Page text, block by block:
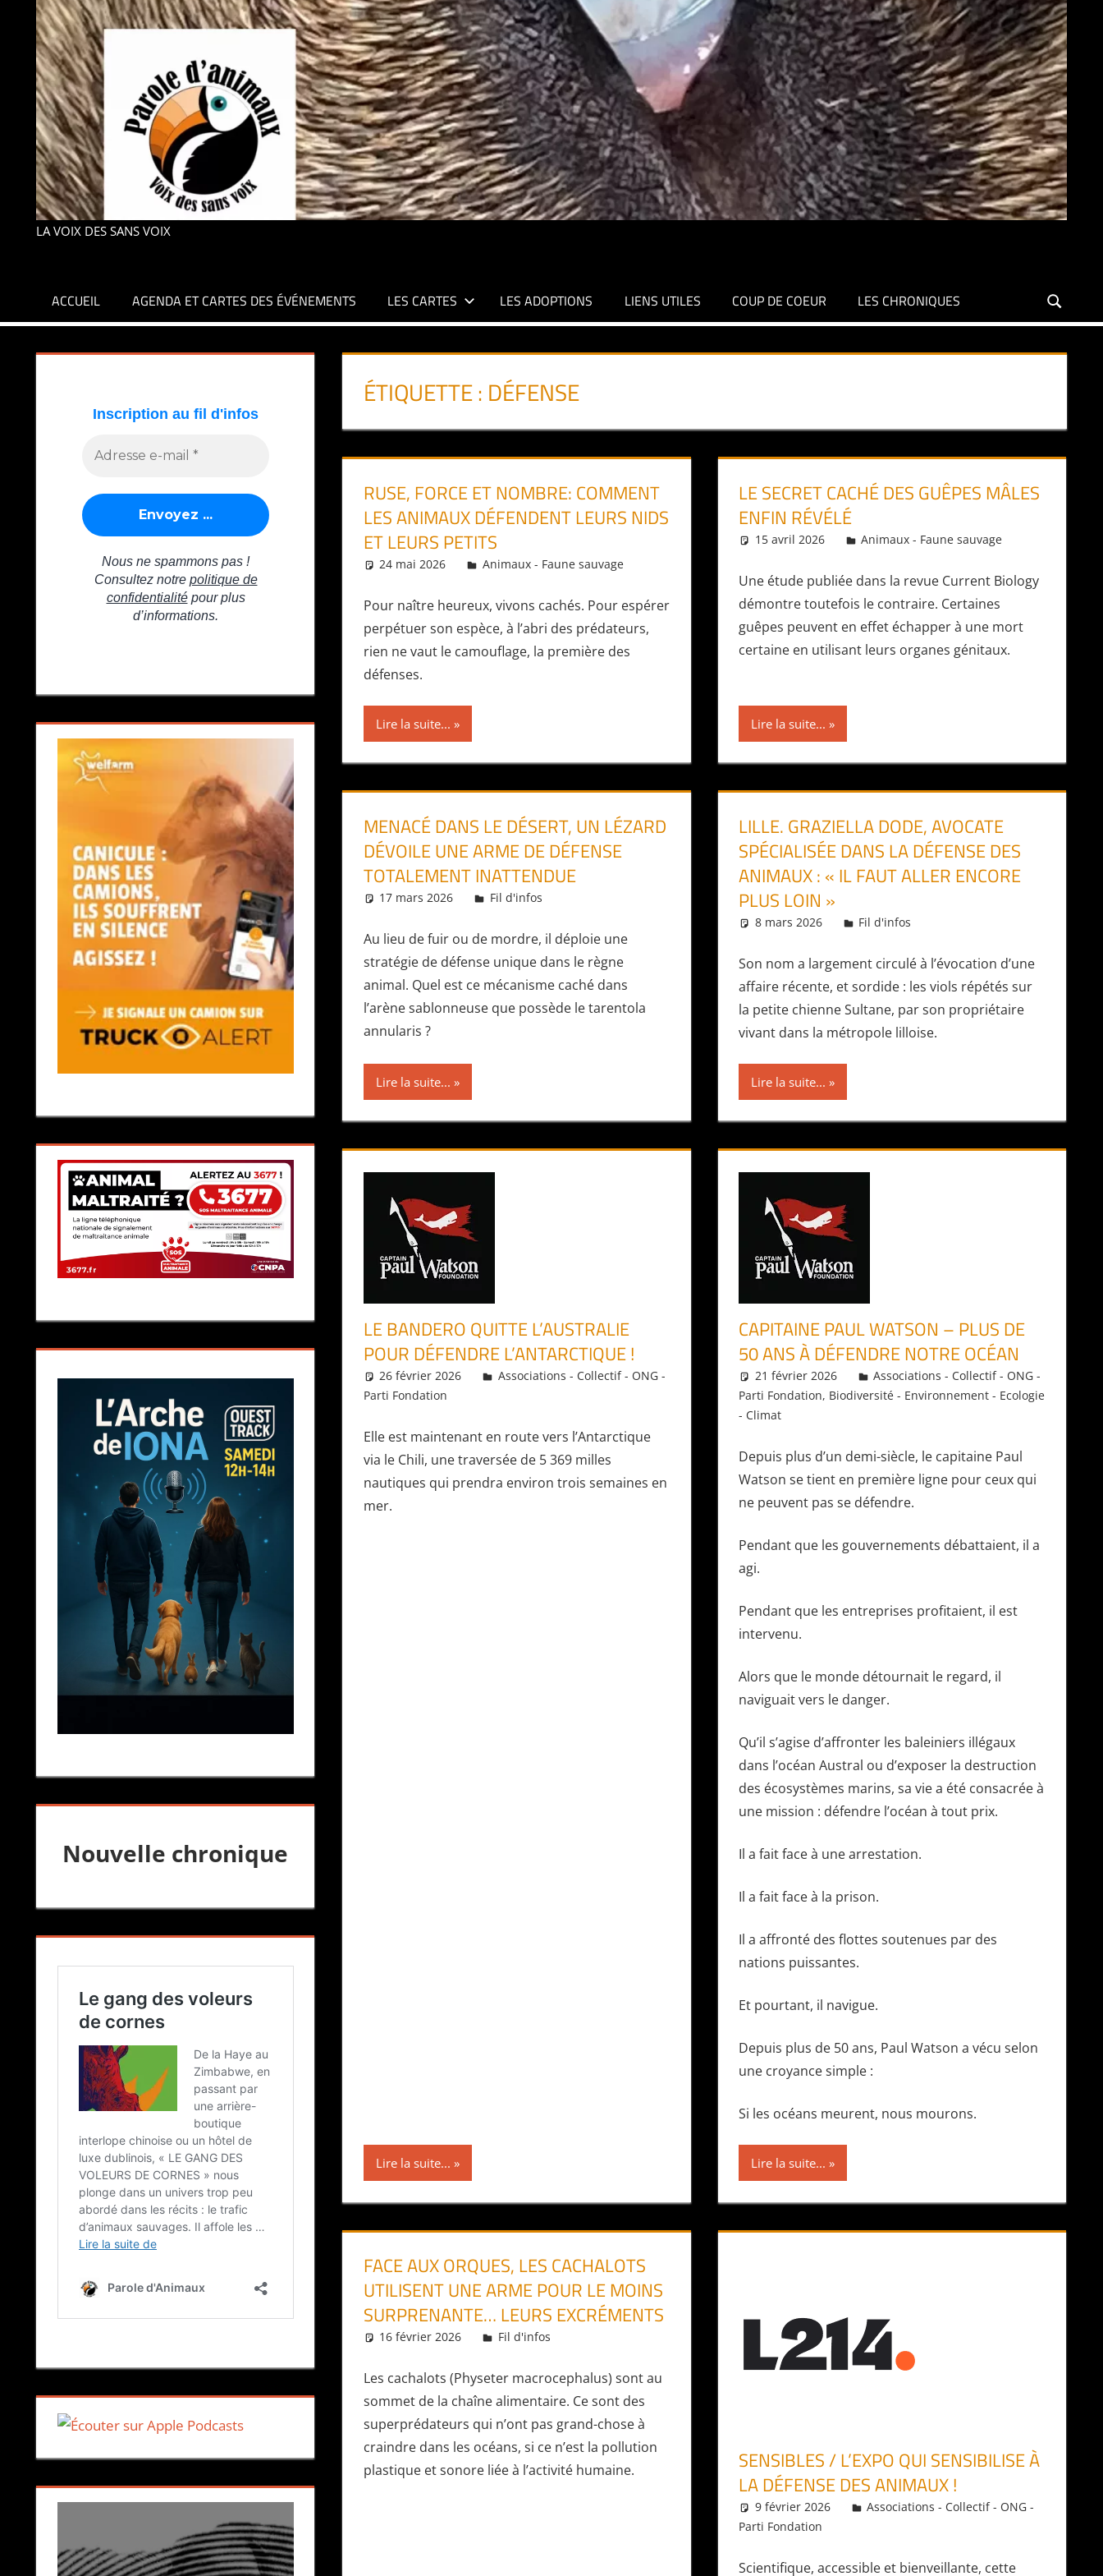
LA VOIX DES SANS VOIX
ACCUEIL AGENDA ET CARTES DES ÉVÉNEMENTS LES CARTES LES ADOPTIONS LIENS UTILES COUP DE COEUR LES CHRONIQUES
ÉTIQUETTE : DÉFENSE
RUSE, FORCE ET NOMBRE: COMMENT
LES ANIMAUX DÉFENDENT LEURS NIDS
ET LEURS PETITS
24 mai 2026 Daniel
Animaux - Faune sauvage
Pour naître heureux, vivons cachés. Pour espérer
perpétuer son espèce, à l’abri des prédateurs,
rien ne vaut le camouflage, la première des
défenses.
Lire la suite...
LE SECRET CACHÉ DES GUÊPES MÂLES
ENFIN RÉVÉLÉ
15 avril 2026 Daniel
Animaux - Faune sauvage
Une étude publiée dans la revue Current Biology
démontre toutefois le contraire. Certaines
guêpes peuvent en effet échapper à une mort
certaine en utilisant leurs organes génitaux.
Lire la suite...
MENACÉ DANS LE DÉSERT, UN LÉZARD
DÉVOILE UNE ARME DE DÉFENSE
TOTALEMENT INATTENDUE
17 mars 2026 Daniel
Fil d'infos
Au lieu de fuir ou de mordre, il déploie une
stratégie de défense unique dans le règne
animal. Quel est ce mécanisme caché dans
l’arène sablonneuse que possède le tarentola
annularis ?
Lire la suite...
LILLE. GRAZIELLA DODE, AVOCATE
SPÉCIALISÉE DANS LA DÉFENSE DES
ANIMAUX : « IL FAUT ALLER ENCORE
PLUS LOIN »
8 mars 2026 Daniel
Fil d'infos
Son nom a largement circulé à l’évocation d’une
affaire récente, et sordide : les viols répétés sur
la petite chienne Sultane, par son propriétaire
vivant dans la métropole lilloise.
Lire la suite...
LE BANDERO QUITTE L’AUSTRALIE
POUR DÉFENDRE L’ANTARCTIQUE !
26 février 2026 Daniel
Associations - Collectif - ONG -
Parti Fondation
Elle est maintenant en route vers l’Antarctique
via le Chili, une traversée de 5 369 milles
nautiques qui prendra environ trois semaines en
mer.
Lire la suite...
CAPITAINE PAUL WATSON – PLUS DE
50 ANS À DÉFENDRE NOTRE OCÉAN
21 février 2026 Daniel
Associations - Collectif - ONG -
Parti Fondation, Biodiversité - Environnement - Ecologie
- Climat
Depuis plus d’un demi-siècle, le capitaine Paul
Watson se tient en première ligne pour ceux qui
ne peuvent pas se défendre.
Pendant que les gouvernements débattaient, il a
agi.
Pendant que les entreprises profitaient, il est
intervenu.
Alors que le monde détournait le regard, il
naviguait vers le danger.
Qu’il s’agise d’affronter les baleiniers illégaux
dans l’océan Austral ou d’exposer la destruction
des écosystèmes marins, sa vie a été consacrée à
une mission : défendre l’océan à tout prix.
Il a fait face à une arrestation.
Il a fait face à la prison.
Il a affronté des flottes soutenues par des
nations puissantes.
Et pourtant, il navigue.
Depuis plus de 50 ans, Paul Watson a vécu selon
une croyance simple :
Si les océans meurent, nous mourons.
Lire la suite...
FACE AUX ORQUES, LES CACHALOTS
UTILISENT UNE ARME POUR LE MOINS
SURPRENANTE… LEURS EXCRÉMENTS
16 février 2026 Daniel
Fil d'infos
Les cachalots (Physeter macrocephalus) sont au
sommet de la chaîne alimentaire. Ce sont des
superprédateurs qui n’ont pas grand-chose à
craindre dans les océans, si ce n’est la pollution
plastique et sonore liée à l’activité humaine.
SENSIBLES / L’EXPO QUI SENSIBILISE À
LA DÉFENSE DES ANIMAUX !
9 février 2026 Daniel
Associations - Collectif - ONG -
Parti Fondation
Scientifique, accessible et bienveillante, cette
Nouvelle chronique